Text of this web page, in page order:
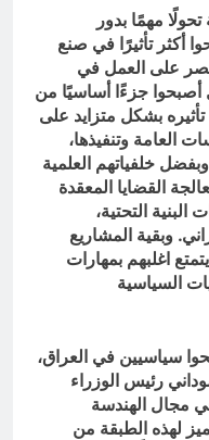
مهمًا بدور
أكثر تأثيرًا في صنع
على العمل في
أصبحوا جزءًا أساسيًا من
بشكل متزايد على
العامة وتنفيذها،
خلفياتهم العلمية
القضايا المعقدة
البنية التحتية،
وبقية المشاريع
اغلبهم بمهارات
السياسية
سياسيين في العراق،
رئيس الوزراء
مجال الهندسة
لهذه الطبقة من